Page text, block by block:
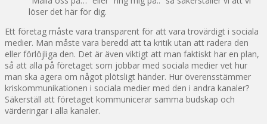
löser det här för dig.
Ett företag måste vara transparent för att vara trovärdigt i sociala
medier. Man måste vara beredd att ta kritik utan att radera den
eller förlöjliga den. Det är även viktigt att man faktiskt har en plan,
så att alla på företaget som jobbar med sociala medier vet hur
man ska agera om något plötsligt händer. Hur överensstämmer
kriskommunikationen i sociala medier med den i andra kanaler?
Säkerställ att företaget kommunicerar samma budskap och
värderingar i alla kanaler.